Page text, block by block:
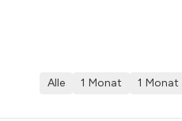
Alle 1 Monat 1 Monat